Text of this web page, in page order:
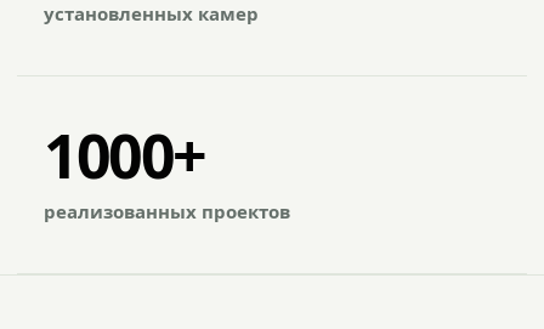
установленных камер
1000+
реализованных проектов